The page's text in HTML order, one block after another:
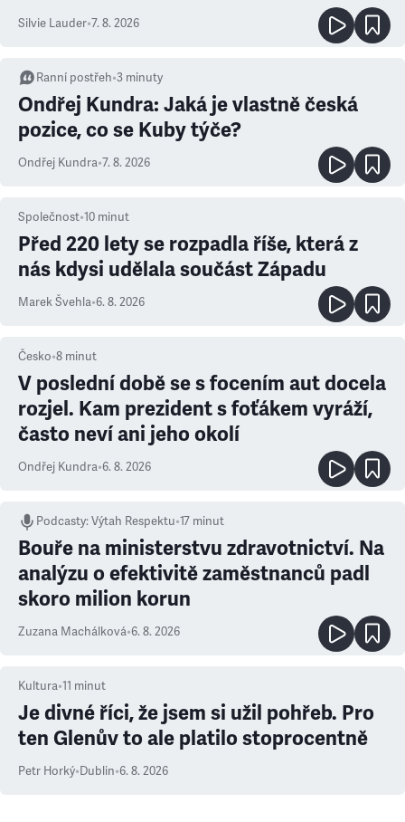
Silvie Lauder•7. 8. 2026
Ranní postřeh•3 minuty
Ondřej Kundra: Jaká je vlastně česká
pozice, co se Kuby týče?
Ondřej Kundra•7. 8. 2026
Společnost•10 minut
Před 220 lety se rozpadla říše, která z
nás kdysi udělala součást Západu
Marek Švehla•6. 8. 2026
Česko•8 minut
V poslední době se s focením aut docela
rozjel. Kam prezident s foťákem vyráží,
často neví ani jeho okolí
Ondřej Kundra•6. 8. 2026
Podcasty:Výtah Respektu•17 minut
Bouře na ministerstvu zdravotnictví. Na
analýzu o efektivitě zaměstnanců padl
skoro milion korun
Zuzana Machálková•6. 8. 2026
Kultura•11 minut
Je divné říci, že jsem si užil pohřeb. Pro
ten Glenův to ale platilo stoprocentně
Petr Horký•Dublin•6. 8. 2026